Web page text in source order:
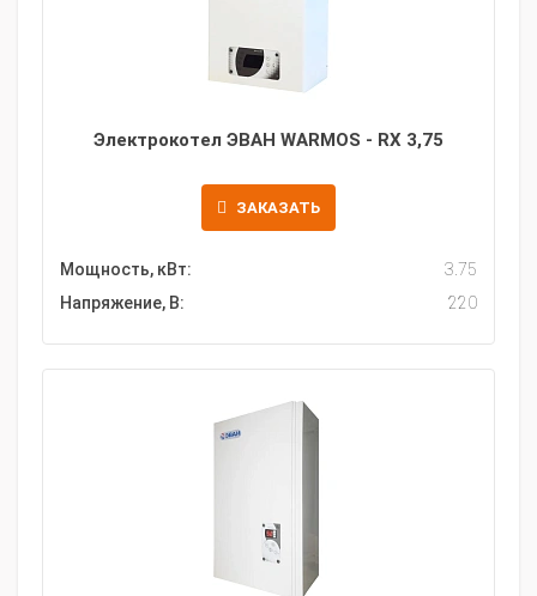
Электрокотел ЭВАН WARMOS - RX 3,75
ЗАКАЗАТЬ
Мощность, кВт:
3.75
Напряжение, В:
220